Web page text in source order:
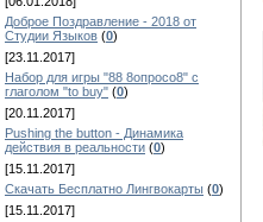
Доброе Поздравление - 2018 от
Студии Языков (0)
[23.11.2017]
Набор для игры "88 8опросо8" с
глаголом "to buy" (0)
[20.11.2017]
Pushing the button - Динамика
действия в реальности (0)
[15.11.2017]
Скачать Бесплатно Лингвокарты (0)
[15.11.2017]